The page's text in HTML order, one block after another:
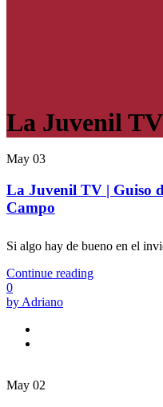
La Juvenil TV
May 03
La Juvenil TV | Guiso
Campo
Si algo hay de bueno en el
Continue reading
0
by Adriano
May 02